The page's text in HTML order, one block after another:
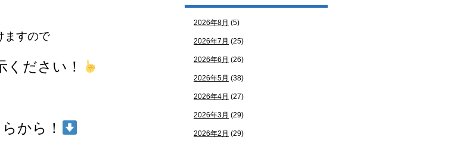
ますので
ださい！
から！
2026年8月 (5)
2026年7月 (25)
2026年6月 (26)
2026年5月 (38)
2026年4月 (27)
2026年3月 (29)
2026年2月 (29)